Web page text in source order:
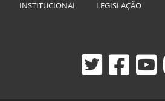
INSTITUCIONAL LEGISLAÇÃO